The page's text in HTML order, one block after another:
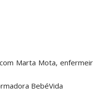
Marta Mota,
BebéVida